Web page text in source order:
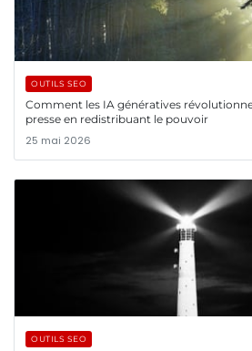
OUTILS SEO
Comment les IA génératives
presse en redistribuant le pouvoir
25 mai 2026
OUTILS SEO